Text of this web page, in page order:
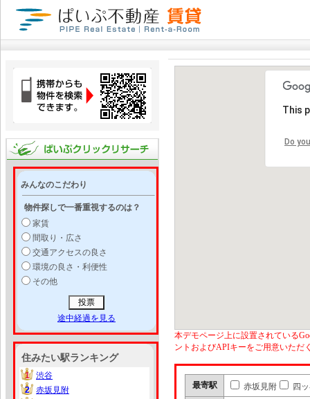
みんなのこだわり
物件探しで一番重視するのは？
家賃
間取り・広さ
交通アクセスの良さ
環境の良さ・利便性
その他
途中経過を見る
住みたい駅ランキング
1
1
渋谷
2
2
赤坂見附
This
Do
本デモページ上に設置されている
ントおよびAPIキーをご用意いただ
最寄駅 赤坂見附 四